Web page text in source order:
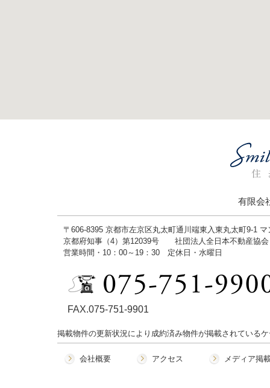
有限会
〒606-8395 京都市左京区丸太町通川端東入東丸太町9-1
京都府知事（4）第12039号 社団法人全日本不動産協会
営業時間・10：00～19：30 定休日・水曜日
FAX.075-751-9901
掲載物件の更新状況により成約済み物件が掲載されている
会社概要 アクセス メディア掲